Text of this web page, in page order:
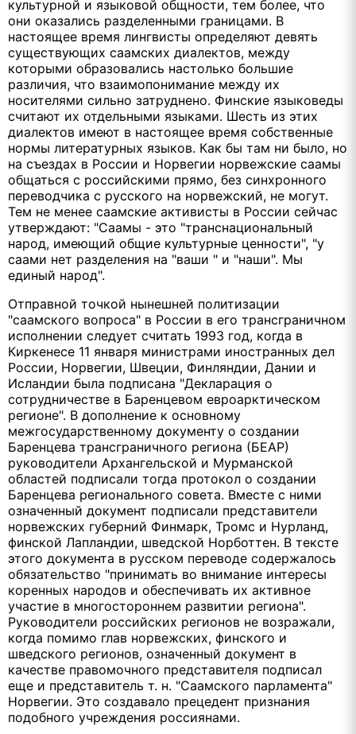
культурной и языковой общности, тем более, что
они оказались разделенными границами. В
настоящее время лингвисты определяют девять
существующих саамских диалектов, между
которыми образовались настолько большие
различия, что взаимопонимание между их
носителями сильно затруднено. Финские языковеды
считают их отдельными языками. Шесть из этих
диалектов имеют в настоящее время собственные
нормы литературных языков. Как бы там ни было, но
на съездах в России и Норвегии норвежские саамы
общаться с российскими прямо, без синхронного
переводчика с русского на норвежский, не могут.
Тем не менее саамские активисты в России сейчас
утверждают: "Саамы - это "транснациональный
народ, имеющий общие культурные ценности", "у
саами нет разделения на "ваши " и "наши". Мы
единый народ".
Отправной точкой нынешней политизации
"саамского вопроса" в России в его трансграничном
исполнении следует считать 1993 год, когда в
Киркенесе 11 января министрами иностранных дел
России, Норвегии, Швеции, Финляндии, Дании и
Исландии была подписана "Декларация о
сотрудничестве в Баренцевом евроарктическом
регионе". В дополнение к основному
межгосударственному документу о создании
Баренцева трансграничного региона (БЕАР)
руководители Архангельской и Мурманской
областей подписали тогда протокол о создании
Баренцева регионального совета. Вместе с ними
означенный документ подписали представители
норвежских губерний Финмарк, Тромс и Нурланд,
финской Лапландии, шведской Норботтен. В тексте
этого документа в русском переводе содержалось
обязательство "принимать во внимание интересы
коренных народов и обеспечивать их активное
участие в многостороннем развитии региона".
Руководители российских регионов не возражали,
когда помимо глав норвежских, финского и
шведского регионов, означенный документ в
качестве правомочного представителя подписал
еще и представитель т. н. "Саамского парламента"
Норвегии. Это создавало прецедент признания
подобного учреждения россиянами.